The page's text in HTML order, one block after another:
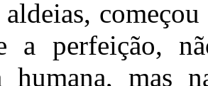
aldeias,
a perfeição,
humana, mas